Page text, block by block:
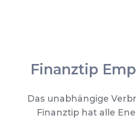
Finanztip
Das unabhängige
Finanztip hat alle